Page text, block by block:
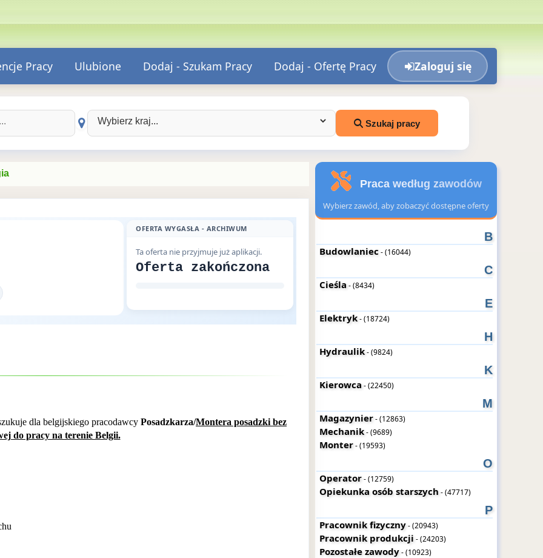
Pracy Ulubione Dodaj - Szukam Pracy Dodaj - Ofertę Pracy Zaloguj się
Wybierz kraj: Szukaj pracy
OFERTA WYGASŁA - ARCHIWUM
Ta oferta nie przyjmuje już aplikacji.
Oferta zakończona
dla belgijskiego pracodawcy Posadzkarza/Montera posadzki bez
do pracy na terenie Belgii.
Praca według zawodów
Wybierz zawód, aby zobaczyć dostępne oferty
B
Budowlaniec- (16044)
C
Cieśla- (8434)
E
Elektryk- (18724)
H
Hydraulik- (9824)
K
Kierowca- (22450)
M
Magazynier- (12863)
Mechanik- (9689)
Monter- (19593)
O
Operator- (12759)
Opiekunka osób starszych - (47717)
P
Pracownik fizyczny- (20943)
Pracownik produkcji - (24203)
Pozostałe zawody- (10923)